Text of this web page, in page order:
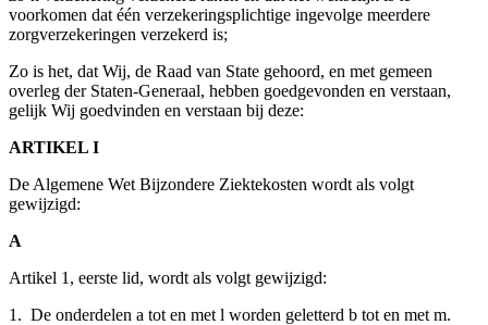
voorkomen dat één verzekeringsplichtige ingevolge meerdere
zorgverzekeringen verzekerd is;
Zo is het, dat Wij, de Raad van State gehoord, en met gemeen
overleg der Staten-Generaal, hebben goedgevonden en verstaan,
gelijk Wij goedvinden en verstaan bij deze:
ARTIKEL I
De Algemene Wet Bijzondere Ziektekosten wordt als volgt
gewijzigd:
A
Artikel 1, eerste lid, wordt als volgt gewijzigd:
1. De onderdelen a tot en met l worden geletterd b tot en met m.